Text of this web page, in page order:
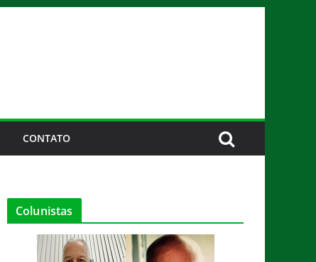
CONTATO
Colunistas